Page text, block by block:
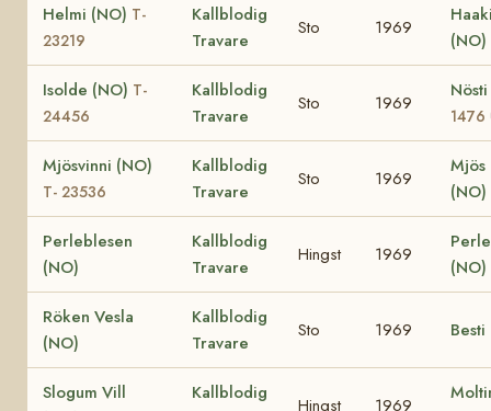
Helmi (NO) T-
23219
Kallblodig
Travare
Sto 1969
(NO)
Isolde (NO) T-
24456
Kallblodig
Travare
Sto 1969
1476
Mjösvinni (NO)
T- 23536
Kallblodig
Travare
Sto 1969
(NO)
Perleblesen
(NO)
Kallblodig
Travare
Hingst 1969
(NO)
Röken Vesla
(NO)
Kallblodig
Travare
Sto 1969
Slogum Vill
Kallblodig
Hingst 1969